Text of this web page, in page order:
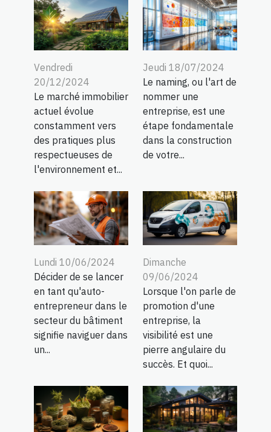
Vendredi
20/12/2024
Le marché immobilier
actuel évolue
constamment vers
des pratiques plus
respectueuses de
l'environnement et...
Jeudi 18/07/2024
Le naming, ou l'art de
nommer une
entreprise, est une
étape fondamentale
dans la construction
de votre...
Lundi 10/06/2024
Décider de se lancer
en tant qu'auto-
entrepreneur dans le
secteur du bâtiment
signifie naviguer dans
un...
Dimanche
09/06/2024
Lorsque l'on parle de
promotion d'une
entreprise, la
visibilité est une
pierre angulaire du
succès. Et quoi...